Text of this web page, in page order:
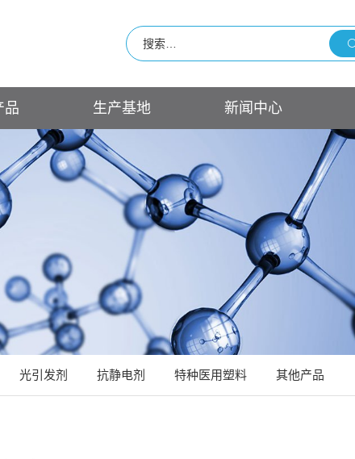
品 生产基地 新闻中心
光引发剂 抗静电剂 特种医用塑料 其他产品